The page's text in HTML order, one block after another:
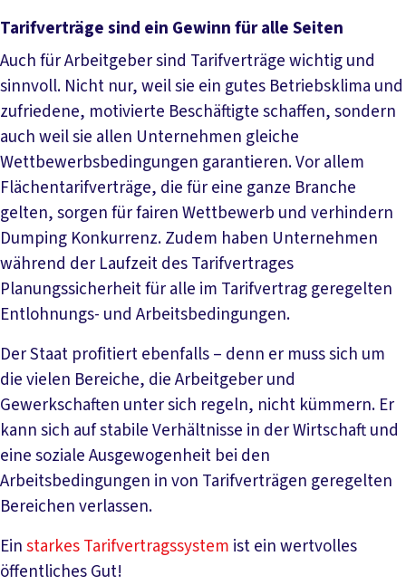
Tarifverträge sind ein Gewinn für alle Seiten
Auch für Arbeitgeber sind Tarifverträge wichtig und
sinnvoll. Nicht nur, weil sie ein gutes Betriebsklima und
zufriedene, motivierte Beschäftigte schaffen, sondern
auch weil sie allen Unternehmen gleiche
Wettbewerbsbedingungen garantieren. Vor allem
Flächentarifverträge, die für eine ganze Branche
gelten, sorgen für fairen Wettbewerb und verhindern
Dumping Konkurrenz. Zudem haben Unternehmen
während der Laufzeit des Tarifvertrages
Planungssicherheit für alle im Tarifvertrag geregelten
Entlohnungs- und Arbeitsbedingungen.
Der Staat profitiert ebenfalls – denn er muss sich um
die vielen Bereiche, die Arbeitgeber und
Gewerkschaften unter sich regeln, nicht kümmern. Er
kann sich auf stabile Verhältnisse in der Wirtschaft und
eine soziale Ausgewogenheit bei den
Arbeitsbedingungen in von Tarifverträgen geregelten
Bereichen verlassen.
Einstarkes Tarifvertragssystem ist ein wertvolles
öffentliches Gut!